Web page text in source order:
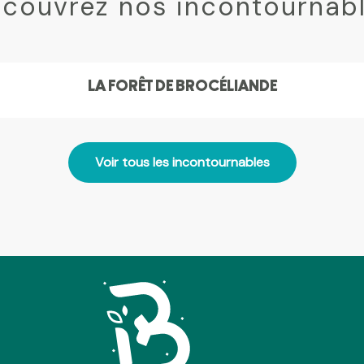
LA FORÊT DE BROCÉLIANDE
Voir tous les incontournables